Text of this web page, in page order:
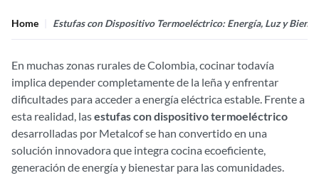
Home Estufas con Dispositivo Termoeléctrico: Energía, Luz y
En muchas zonas rurales de Colombia, cocinar todavía
implica depender completamente de la leña y enfrentar
dificultades para acceder a energía eléctrica estable. Frente a
esta realidad, lasestufas con dispositivo termoeléctrico
desarrolladas por Metalcof se han convertido en una
solución innovadora que integra cocina ecoeficiente,
generación de energía y bienestar para las comunidades.